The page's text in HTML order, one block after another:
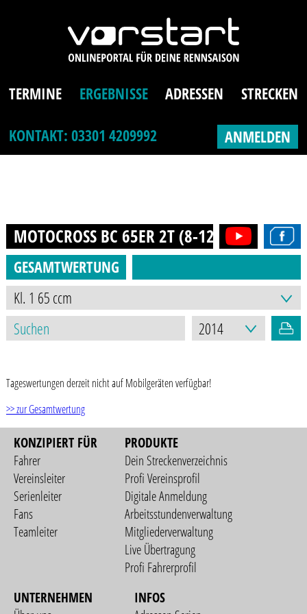
TERMINE ERGEBNISSE ADRESSEN
STRECKEN
KONTAKT: 03301 4209992
ANMELDEN
MOTOCROSS BC 65ER 2T (8-12J.) 2014
GESAMTWERTUNG
Tageswertungen derzeit nicht auf Mobilgeräten verfügbar!
>> zur Gesamtwertung
KONZIPIERT FÜR
Fahrer
Vereinsleiter
Serienleiter
Fans
Teamleiter
PRODUKTE
Dein Streckenverzeichnis
Profi Vereinsprofil
Digitale Anmeldung
Arbeitsstundenverwaltung
Mitgliederverwaltung
Live Übertragung
Profi Fahrerprofil
UNTERNEHMEN
INFOS